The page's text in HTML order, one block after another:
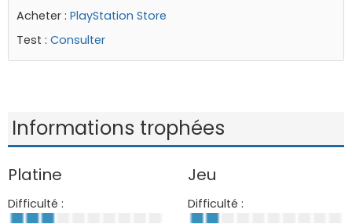
Acheter : PlayStation Store
Test : Consulter
Informations trophées
Platine
Difficulté :
Jeu
Difficulté :